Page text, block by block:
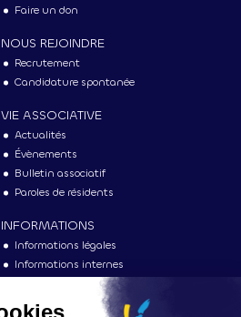
Faire un don
NOUS REJOINDRE
Recrutement
Candidature spontanée
VIE ASSOCIATIVE
Actualités
Évènements
Bulletin associatif
Paroles de résidents
INFORMATIONS
Informations légales
Informations internes
Vu dans la presse